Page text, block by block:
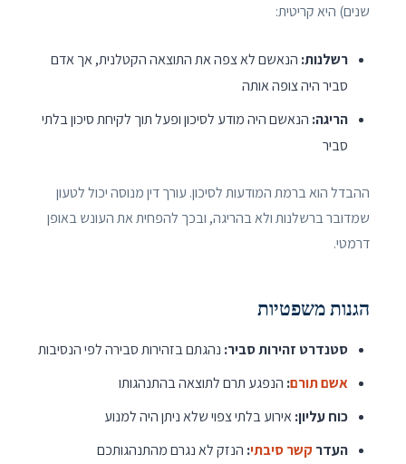
שנים) היא קריטית:
רשלנות: הנאשם לא צפה את התוצאה הקטלנית, אך אדם
סביר היה צופה אותה
הריגה: הנאשם היה מודע לסיכון ופעל תוך לקיחת סיכון בלתי
סביר
ההבדל הוא ברמת המודעות לסיכון. עורך דין מנוסה יכול לטעון
שמדובר ברשלנות ולא בהריגה, ובכך להפחית את העונש באופן
דרמטי.
הגנות משפטיות
סטנדרט זהירות סביר: נהגתם בזהירות סבירה לפי הנסיבות
אשם תורם: הנפגע תרם לתוצאה בהתנהגותו
כוח עליון:אירוע בלתי צפוי שלא ניתן היה למנוע
העדר קשר סיבתי: הנזק לא נגרם מהתנהגותכם